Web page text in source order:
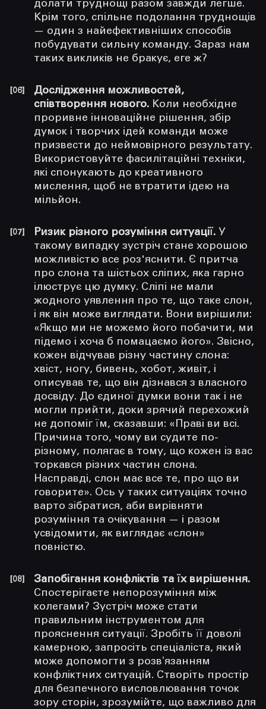
долати труднощі разом завжди легше.
Крім того, спільне подолання труднощів
— один з найефективніших способів
побудувати сильну команду. Зараз нам
таких викликів не бракує, еге ж?
Дослідження можливостей,
співтворення нового. Коли необхідне
проривне інноваційне рішення, збір
думок і творчих ідей команди може
призвести до неймовірного результату.
Використовуйте фасилітаційні техніки,
які спонукають до креативного
мислення, щоб не втратити ідею на
мільйон.
Ризик різного розуміння ситуації. У
такому випадку зустріч стане хорошою
можливістю все роз'яснити. Є притча
про слона та шістьох сліпих, яка гарно
ілюструє цю думку. Сліпі не мали
жодного уявлення про те, що таке слон,
і як він може виглядати. Вони вирішили:
«Якщо ми не можемо його побачити, ми
підемо і хоча б помацаємо його». Звісно,
кожен відчував різну частину слона:
хвіст, ногу, бивень, хобот, живіт, і
описував те, що він дізнався з власного
досвіду. До єдиної думки вони так і не
могли прийти, доки зрячий перехожий
не допоміг їм, сказавши: «Праві ви всі.
Причина того, чому ви судите по-
різному, полягає в тому, що кожен із вас
торкався різних частин слона.
Насправді, слон має все те, про що ви
говорите». Ось у таких ситуаціях точно
варто зібратися, аби вирівняти
розуміння та очікування — і разом
усвідомити, як виглядає «слон»
повністю.
Запобігання конфліктів та їх вирішення.
Спостерігаєте непорозуміння між
колегами? Зустріч може стати
правильним інструментом для
прояснення ситуації. Зробіть її доволі
камерною, запросіть спеціаліста, який
може допомогти з розвʼязанням
конфліктних ситуацій. Створіть простір
для безпечного висловлювання точок
зору сторін, зрозумійте, що важливо для